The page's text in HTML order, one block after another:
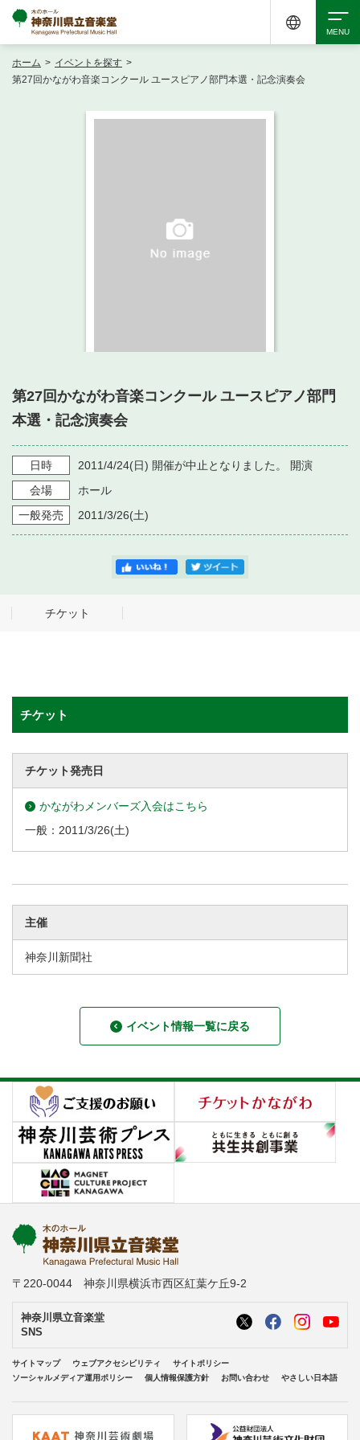
・ 交通案内
・ 空き状況
・ 抽選対象日
・ 利用料金
音楽堂について
・ 音楽堂のご案内
・ フロアマップ
・ 芸術参与
神奈川県立音楽堂
SNS
ホーム > イベントを探す >
第27回かながわ音楽コンクール ユースピアノ部門本選・記念演奏会
第27回かながわ音楽コンクール ユースピアノ部門
本選・記念演奏会
日時 2011/4/24(日) 開催が中止となりました。
開演
会場
ホール
一般発売
2011/3/26(土)
チケット
チケット
チケット発売日
かながわメンバーズ入会はこちら
一般： 2011/3/26(土)
主催
神奈川新聞社
イベント情報一覧に戻る
〒220-0044 神奈川県横浜市西区紅葉ケ丘9-2
神奈川県立音楽堂
SNS
サイトマップ ウェブアクセシビリティ
サイトポリシー
ソーシャルメディア運用ポリシー
個人情報保護方針 お問い合わせ やさしい日本語